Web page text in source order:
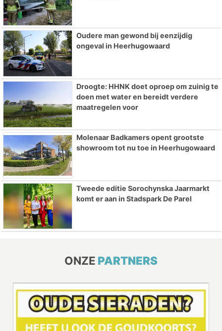
Oudere man gewond bij eenzijdig
ongeval in Heerhugowaard
Droogte: HHNK doet oproep om zuinig te
doen met water en bereidt verdere
maatregelen voor
Molenaar Badkamers opent grootste
showroom tot nu toe in Heerhugowaard
Tweede editie Sorochynska Jaarmarkt
komt er aan in Stadspark De Parel
ONZE PARTNERS